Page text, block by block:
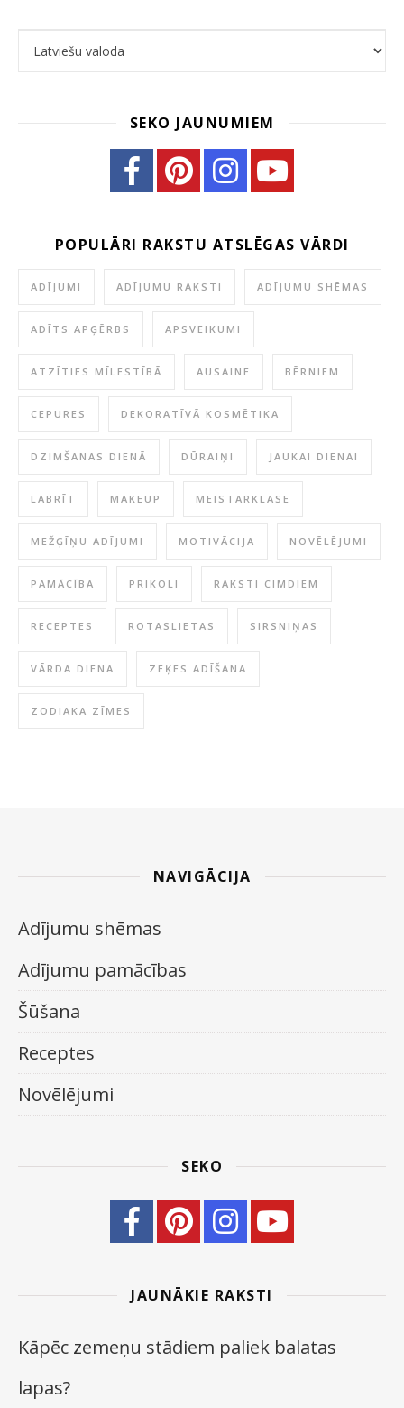
Choose a language
SEKO JAUNUMIEM
POPULĀRI RAKSTU ATSLĒGAS VĀRDI
ADĪJUMI ADĪJUMU RAKSTI ADĪJUMU SHĒMAS
ADĪTS APĢĒRBS APSVEIKUMI
ATZĪTIES MĪLESTĪBĀ AUSAINE BĒRNIEM
CEPURES DEKORATĪVĀ KOSMĒTIKA
DZIMŠANAS DIENĀ DŪRAIŅI JAUKAI DIENAI
LABRĪT MAKEUP MEISTARKLASE
MEŽĢĪŅU ADĪJUMI MOTIVĀCIJA NOVĒLĒJUMI
PAMĀCĪBA PRIKOLI RAKSTI CIMDIEM
RECEPTES ROTASLIETAS SIRSNIŅAS
VĀRDA DIENA ZEĶES ADĪŠANA
ZODIAKA ZĪMES
NAVIGĀCIJA
Adījumu shēmas
Adījumu pamācības
Šūšana
Receptes
Novēlējumi
SEKO
JAUNĀKIE RAKSTI
Kāpēc zemeņu stādiem paliek balatas
lapas?